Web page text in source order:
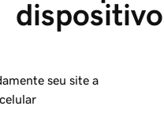
seu site a